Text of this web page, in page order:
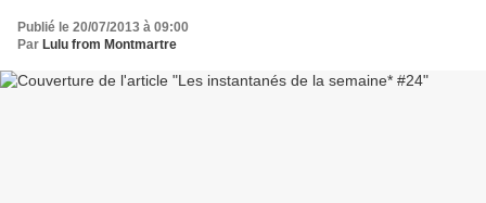
Publié le 20/07/2013 à 09:00
Par Lulu from Montmartre